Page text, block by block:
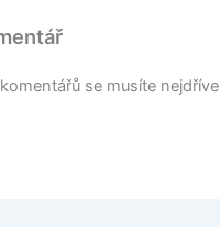
se musíte nejdříve